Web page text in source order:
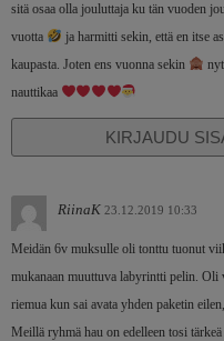
sitä osaa olla jouluttaja ku tän vuoden
vuotta
ja harmitti sekin, että en itse
kaupasta. Joten ens vuonna sekin
nauttikaa
KIRJAUDU
RiinaK 23.12.2019 10:33
Meidän 6v muksulle oli tonttu tuonut
mukanaan muuttuva labyrintti pelin. Oli
riemua kun sai avata yhden paketin
Meillä ryhmä hau on edelleen tosi